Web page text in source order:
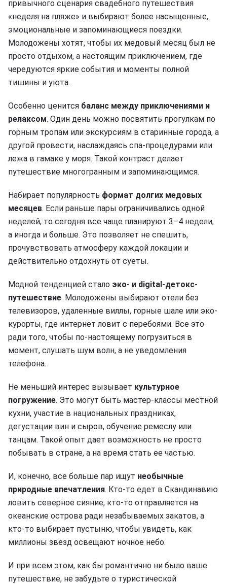
привычного сценария свадебного путешествия
«неделя на пляже» и выбирают более насыщенные,
эмоциональные и запоминающиеся поездки.
Молодожены хотят, чтобы их медовый месяц был не
просто отдыхом, а настоящим приключением, где
чередуются яркие события и моменты полной
тишины и уюта.
Особенно ценится баланс между приключениями и
релаксом. Один день можно посвятить прогулкам по
горным тропам или экскурсиям в старинные города, а
другой провести, наслаждаясь спа-процедурами или
лежа в гамаке у моря. Такой контраст делает
путешествие многогранным и запоминающимся.
Набирает популярность формат долгих медовых
месяцев. Если раньше пары ограничивались одной
неделей, то сегодня все чаще планируют 3–4 недели,
а иногда и больше. Это позволяет не спешить,
прочувствовать атмосферу каждой локации и
действительно отдохнуть от суеты.
Модной тенденцией стало эко- и digital-детокс-
путешествие. Молодожены выбирают отели без
телевизоров, удаленные виллы, горные шале или эко-
курорты, где интернет ловит с перебоями. Все это
ради того, чтобы по-настоящему погрузиться в
момент, слушать шум волн, а не уведомления
телефона.
Не меньший интерес вызывает культурное
погружение. Это могут быть мастер-классы местной
кухни, участие в национальных праздниках,
дегустации вин и сыров, обучение ремеслу или
танцам. Такой опыт дает возможность не просто
побывать в стране, а на время стать ее частью.
И, конечно, все больше пар ищут необычные
природные впечатления. Кто-то едет в Скандинавию
ловить северное сияние, кто-то отправляется на
океанские острова ради незабываемых закатов, а
кто-то выбирает пустыню, чтобы увидеть, как
миллионы звезд освещают ночное небо.
И при всем этом, как бы романтично ни было ваше
путешествие, не забудьте о туристической